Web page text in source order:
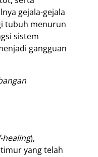
gejala-gejala
tubuh menurun
sistem
gangguan
healing),
yang telah